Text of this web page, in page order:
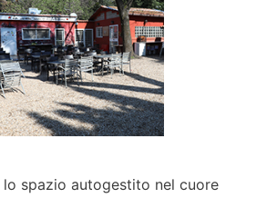
lo spazio autogestito nel cuore